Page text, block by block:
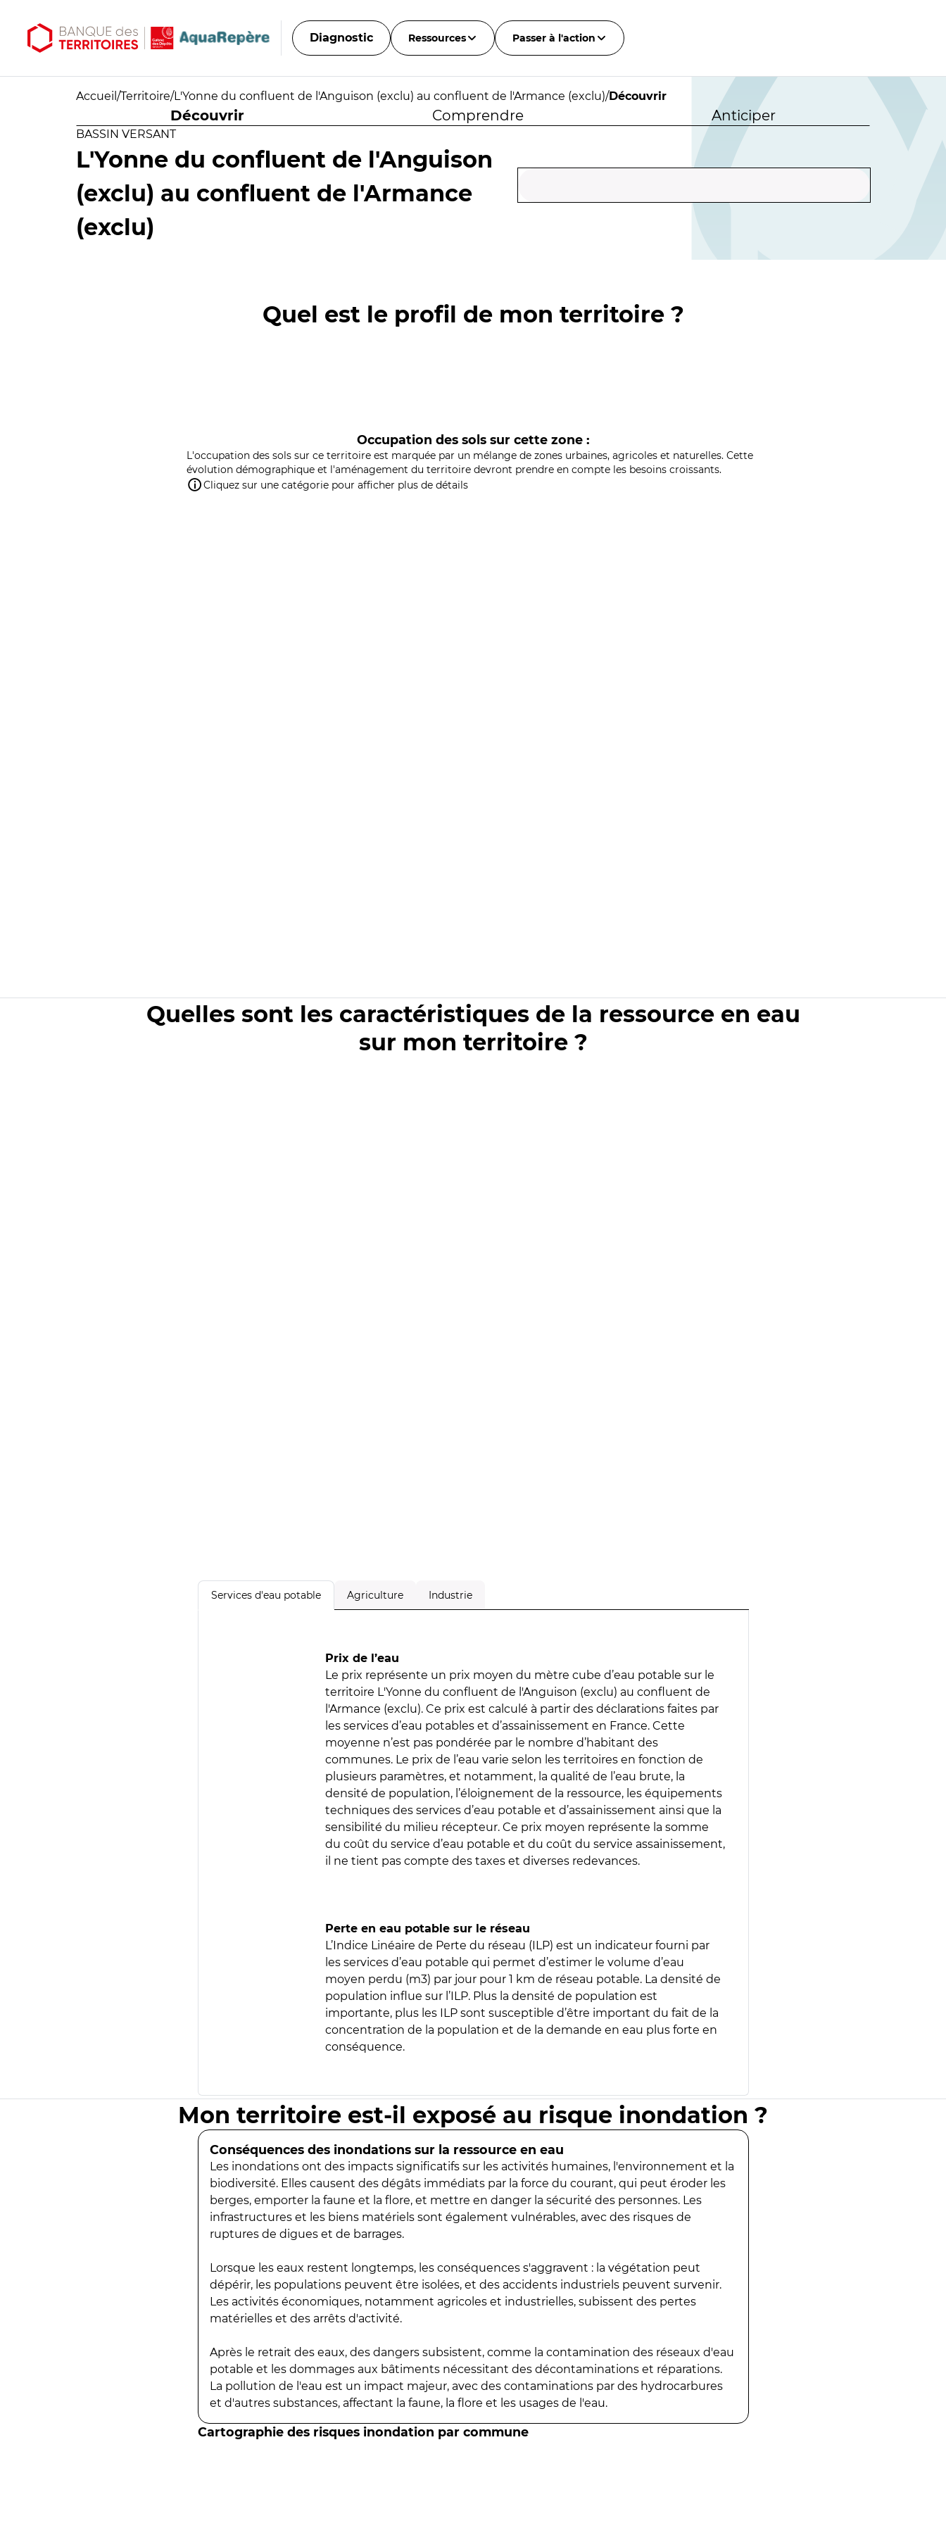
Diagnostic Ressources Passer à l'action
Accueil /Territoire/L'Yonne du confluent de l'Anguison (exclu) au confluent de l'Armance (exclu)/Découvrir
Découvrir Comprendre Anticiper
BASSIN VERSANT
L'Yonne du confluent de l'Anguison
(exclu) au confluent de l'Armance
(exclu)
Quel est le profil de mon territoire ?
Occupation des sols sur cette zone :
L'occupation des sols sur ce territoire est marquée par un mélange de zones urbaines, agricoles et naturelles. Cette
évolution démographique et l'aménagement du territoire devront prendre en compte les besoins croissants.
Cliquez sur une catégorie pour afficher plus de détails
Quelles sont les caractéristiques de la ressource en eau
sur mon territoire ?
Services d'eau potable Agriculture Industrie
Prix de l’eau
Le prix représente un prix moyen du mètre cube d’eau potable sur le
territoire L'Yonne du confluent de l'Anguison (exclu) au confluent de
l'Armance (exclu). Ce prix est calculé à partir des déclarations faites par
les services d’eau potables et d’assainissement en France. Cette
moyenne n’est pas pondérée par le nombre d’habitant des
communes. Le prix de l’eau varie selon les territoires en fonction de
plusieurs paramètres, et notamment, la qualité de l’eau brute, la
densité de population, l’éloignement de la ressource, les équipements
techniques des services d’eau potable et d’assainissement ainsi que la
sensibilité du milieu récepteur. Ce prix moyen représente la somme
du coût du service d’eau potable et du coût du service assainissement,
il ne tient pas compte des taxes et diverses redevances.
Perte en eau potable sur le réseau
L’Indice Linéaire de Perte du réseau (ILP) est un indicateur fourni par
les services d’eau potable qui permet d’estimer le volume d’eau
moyen perdu (m3) par jour pour 1 km de réseau potable. La densité de
population influe sur l’ILP. Plus la densité de population est
importante, plus les ILP sont susceptible d’être important du fait de la
concentration de la population et de la demande en eau plus forte en
conséquence.
Mon territoire est-il exposé au risque inondation ?
Conséquences des inondations sur la ressource en eau
Les inondations ont des impacts significatifs sur les activités humaines, l'environnement et la
biodiversité. Elles causent des dégâts immédiats par la force du courant, qui peut éroder les
berges, emporter la faune et la flore, et mettre en danger la sécurité des personnes. Les
infrastructures et les biens matériels sont également vulnérables, avec des risques de
ruptures de digues et de barrages.
Lorsque les eaux restent longtemps, les conséquences s'aggravent : la végétation peut
dépérir, les populations peuvent être isolées, et des accidents industriels peuvent survenir.
Les activités économiques, notamment agricoles et industrielles, subissent des pertes
matérielles et des arrêts d'activité.
Après le retrait des eaux, des dangers subsistent, comme la contamination des réseaux d'eau
potable et les dommages aux bâtiments nécessitant des décontaminations et réparations.
La pollution de l'eau est un impact majeur, avec des contaminations par des hydrocarbures
et d'autres substances, affectant la faune, la flore et les usages de l'eau.
Cartographie des risques inondation par commune